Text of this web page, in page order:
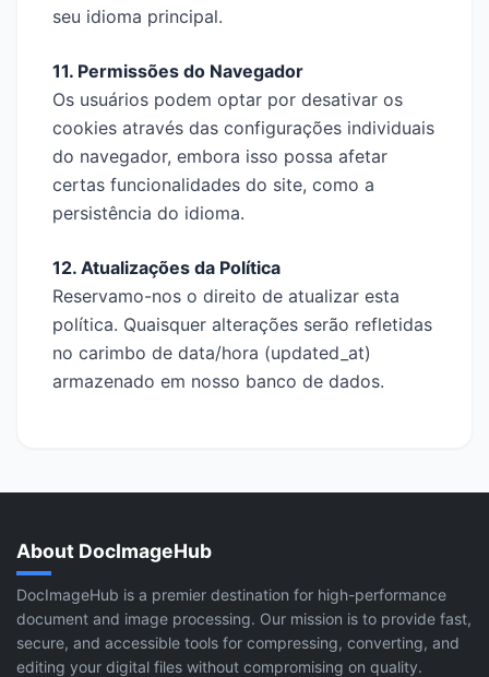
seu idioma principal.
11. Permissões do Navegador
Os usuários podem optar por desativar os
cookies através das configurações individuais
do navegador, embora isso possa afetar
certas funcionalidades do site, como a
persistência do idioma.
12. Atualizações da Política
Reservamo-nos o direito de atualizar esta
política. Quaisquer alterações serão refletidas
no carimbo de data/hora (updated_at)
armazenado em nosso banco de dados.
About DocImageHub
DocImageHub is a premier destination for high-performance
document and image processing. Our mission is to provide fast,
secure, and accessible tools for compressing, converting, and
editing your digital files without compromising on quality.